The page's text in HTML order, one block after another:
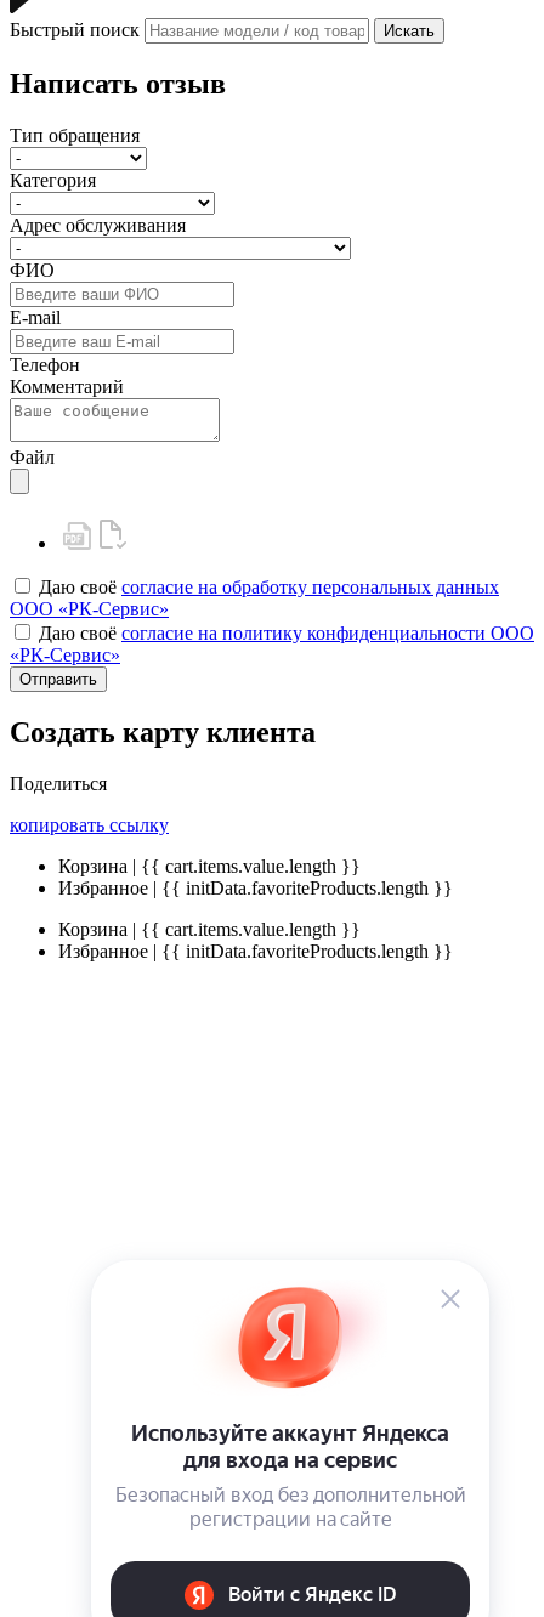
Быстрый поиск Искать
Написать отзыв
Тип обращения
Категория
Адрес обслуживания
ФИО
E-mail
Телефон
Комментарий
Файл
Даю своё согласие на обработку персональных данных
ООО «РК-Сервис»
Даю своё согласие на политику конфиденциальности ООО
«РК-Сервис»
Отправить
Создать карту клиента
Поделиться
копировать ссылку
Корзина | {{ cart.items.value.length }}
Избранное | {{ initData.favoriteProducts.length }}
Корзина | {{ cart.items.value.length }}
Избранное | {{ initData.favoriteProducts.length }}